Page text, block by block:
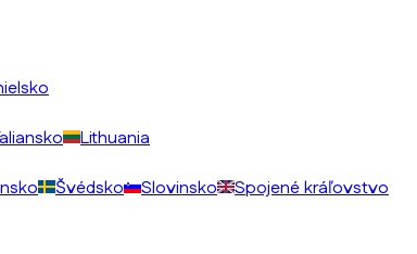
Lithuania
Švédsko Slovinsko
Spojené kráľovstvo